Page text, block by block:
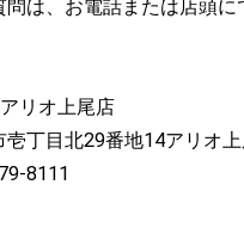
問は、お電話または店頭に
リオ上尾店
壱丁目北29番地14アリオ
8111